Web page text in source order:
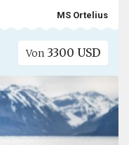
MS Ortelius
Von 3300 USD